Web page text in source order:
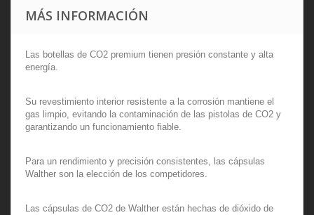
MÁS INFORMACIÓN
Las botellas de CO2 premium tienen presión constante y alta
energía.
Su revestimiento interior resistente a la corrosión mantiene el
gas limpio, evitando la contaminación de las pistolas de CO2 y
garantizando un funcionamiento fiable.
Para un rendimiento y precisión consistentes, las cápsulas
Walther son la elección de los competidores.
Las cápsulas de CO2 de Walther están hechas de dióxido de